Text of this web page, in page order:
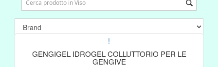
!
GENGIGEL IDROGEL COLLUTTORIO PER LE
GENGIVE